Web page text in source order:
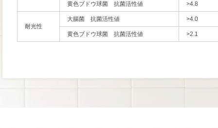
黄色ブドウ球菌 抗菌活性値 >4.8
耐光性
大腸菌 抗菌活性値 >4.0
黄色ブドウ球菌 抗菌活性値 >2.1